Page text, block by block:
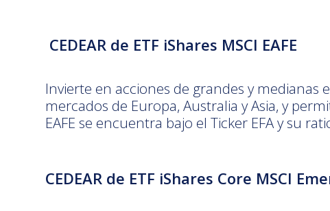
CEDEAR de ETF iShares MSCI EAFE
Invierte en acciones de grandes y medianas
mercados de Europa, Australia y Asia, y
EAFE se encuentra bajo el Ticker EFA y su
CEDEAR de ETF iShares Core MSCI